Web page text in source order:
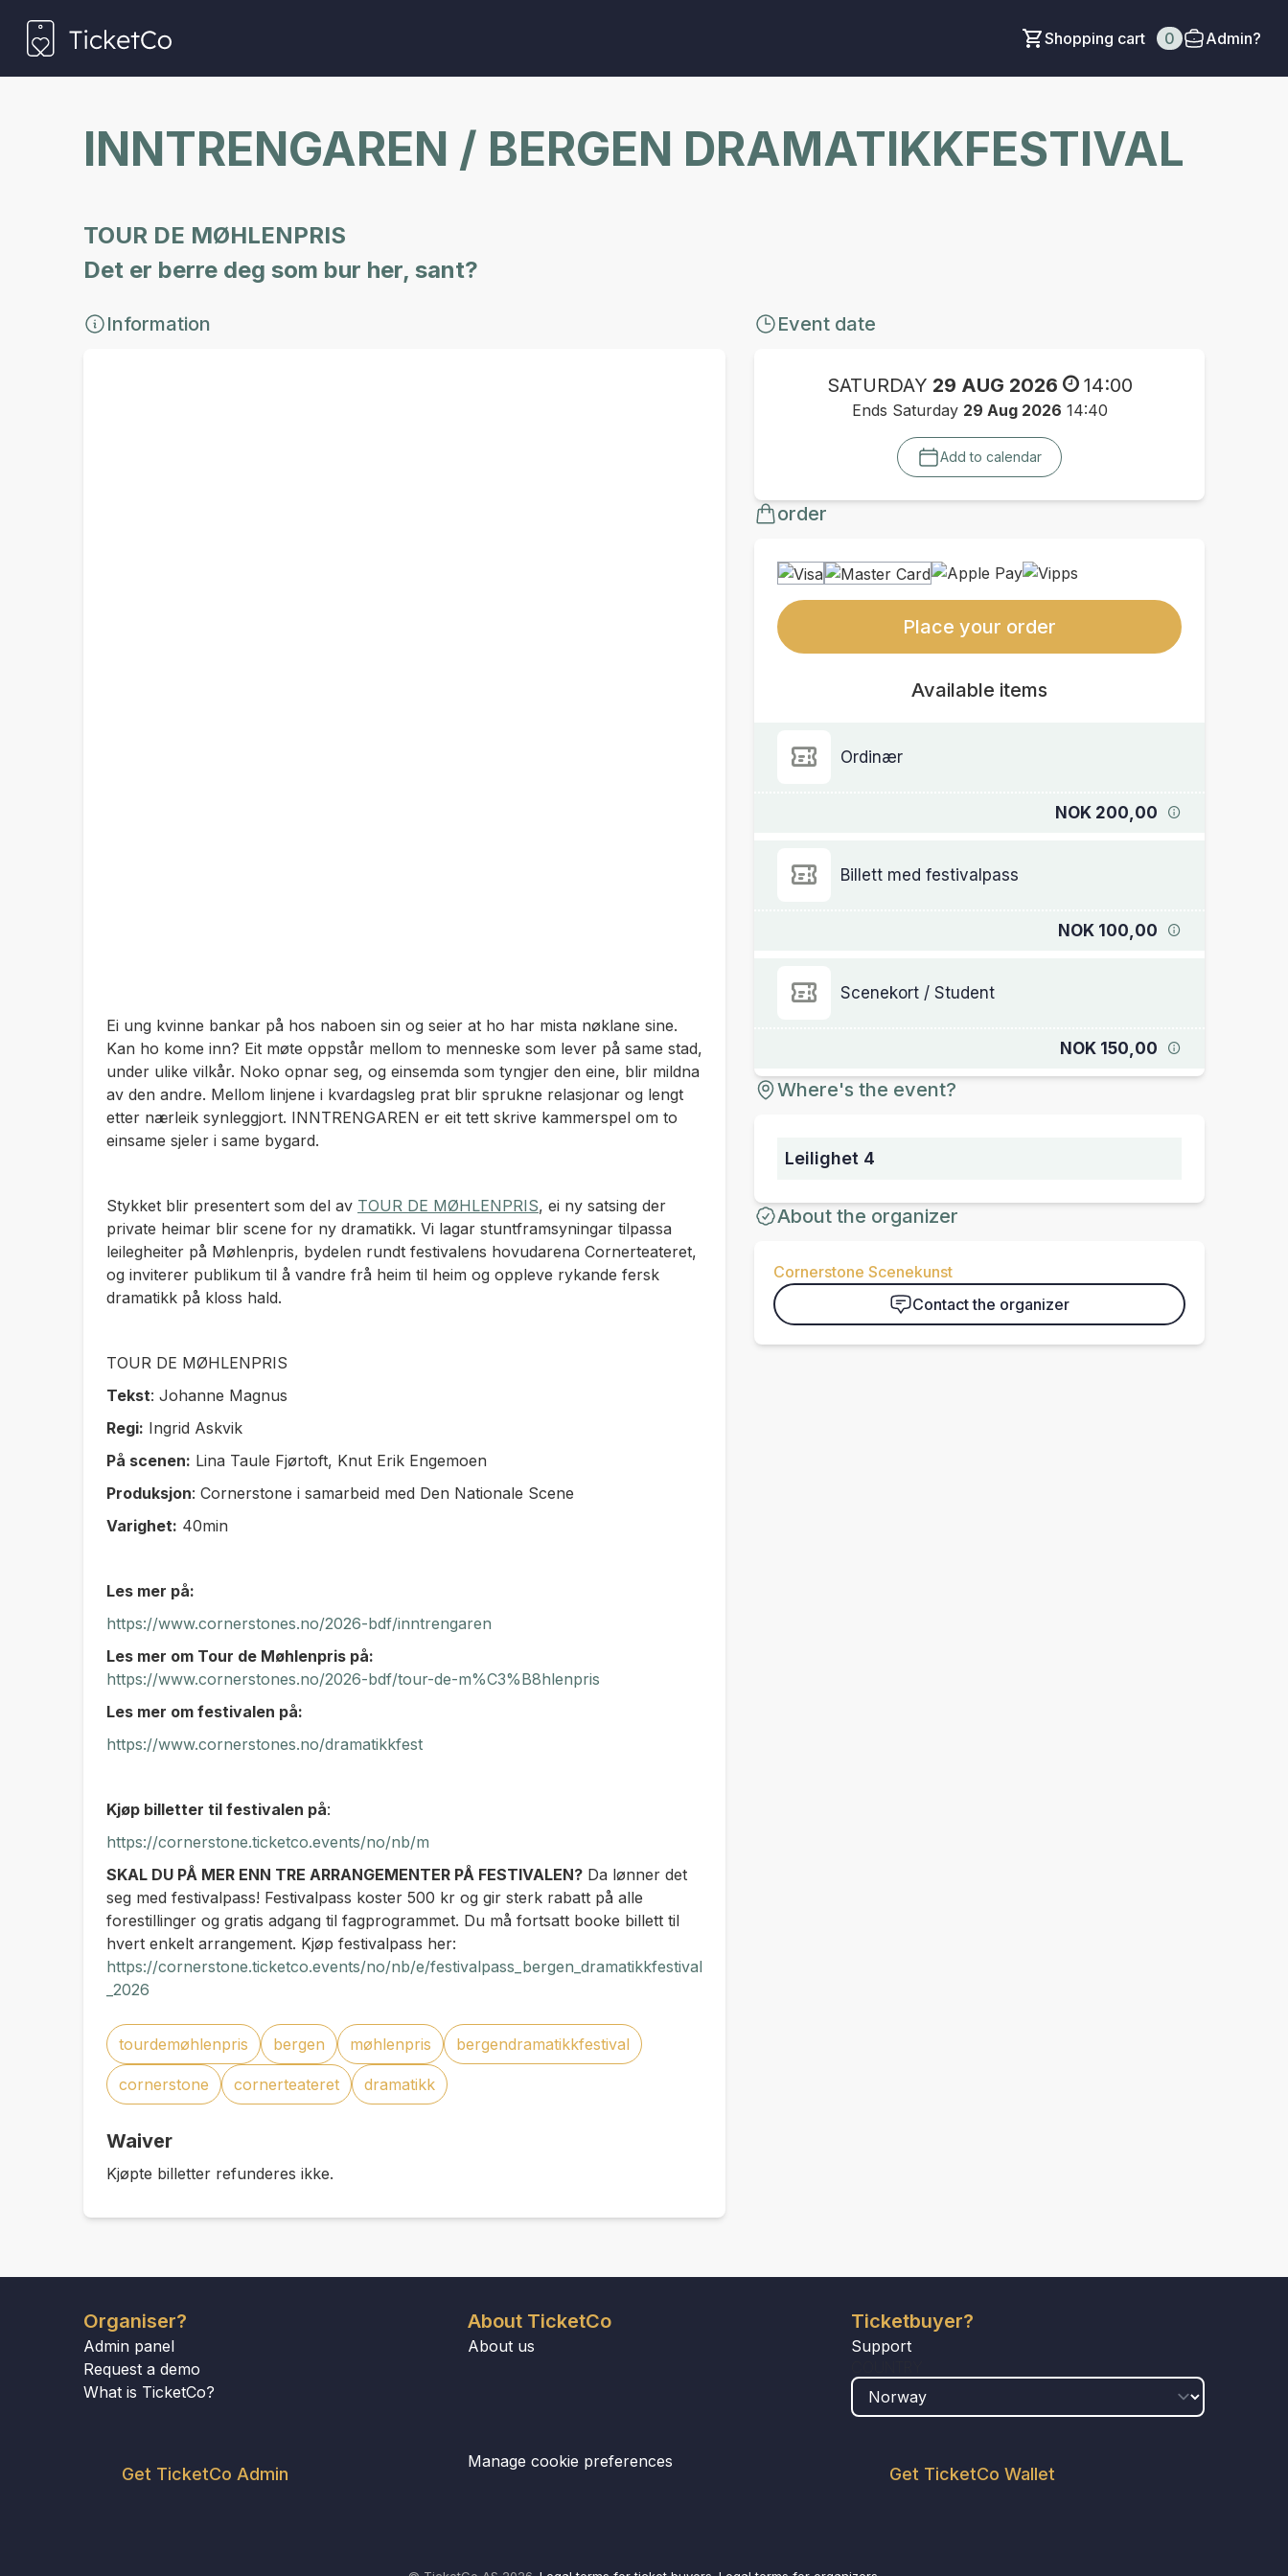
Shopping cart 0 Admin?
INNTRENGAREN / BERGEN DRAMATIKKFESTIVAL
TOUR DE MØHLENPRIS
Det er berre deg som bur her, sant?
Information
Ei ung kvinne bankar på hos naboen sin og seier at ho har mista nøklane sine.
Kan ho kome inn? Eit møte oppstår mellom to menneske som lever på same stad,
under ulike vilkår. Noko opnar seg, og einsemda som tyngjer den eine, blir mildna
av den andre. Mellom linjene i kvardagsleg prat blir sprukne relasjonar og lengt
etter nærleik synleggjort. INNTRENGAREN er eit tett skrive kammerspel om to
einsame sjeler i same bygard.
Stykket blir presentert som del av TOUR DE MØHLENPRIS, ei ny satsing der
private heimar blir scene for ny dramatikk. Vi lagar stuntframsyningar tilpassa
leilegheiter på Møhlenpris, bydelen rundt festivalens hovudarena Cornerteateret,
og inviterer publikum til å vandre frå heim til heim og oppleve rykande fersk
dramatikk på kloss hald.
TOUR DE MØHLENPRIS
Tekst: Johanne Magnus
Regi: Ingrid Askvik
På scenen: Lina Taule Fjørtoft, Knut Erik Engemoen
Produksjon: Cornerstone i samarbeid med Den Nationale Scene
Varighet: 40min
Les mer på:
https://www.cornerstones.no/2026-bdf/inntrengaren
Les mer om Tour de Møhlenpris på:
https://www.cornerstones.no/2026-bdf/tour-de-m%C3%B8hlenpris
Les mer om festivalen på:
https://www.cornerstones.no/dramatikkfest
Kjøp billetter til festivalen på:
https://cornerstone.ticketco.events/no/nb/m
SKAL DU PÅ MER ENN TRE ARRANGEMENTER PÅ FESTIVALEN? Da lønner det
seg med festivalpass! Festivalpass koster 500 kr og gir sterk rabatt på alle
forestillinger og gratis adgang til fagprogrammet. Du må fortsatt booke billett til
hvert enkelt arrangement. Kjøp festivalpass her:
https://cornerstone.ticketco.events/no/nb/e/festivalpass_bergen_dramatikkfestival
_2026
tourdemøhlenpris bergen møhlenpris bergendramatikkfestival
cornerstone cornerteateret dramatikk
Waiver
Kjøpte billetter refunderes ikke.
Event date
SATURDAY 29 AUG 2026 14:00
Ends Saturday 29 Aug 2026 14:40
Add to calendar
order
Place your order
Available items
Ordinær
NOK 200,00
Billett med festivalpass
NOK 100,00
Scenekort / Student
NOK 150,00
Where's the event?
Leilighet 4
About the organizer
Cornerstone Scenekunst
Contact the organizer
Organiser?
Admin panel
Request a demo
What is TicketCo?
Get TicketCo Admin
About TicketCo
About us
Manage cookie preferences
Ticketbuyer?
Support
Get TicketCo Wallet